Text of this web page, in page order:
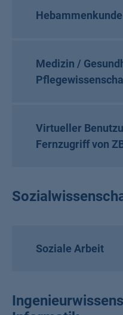
Hebammenkunde
Medizin /
Virtueller
Fernzugriff von
Soziale Arbeit